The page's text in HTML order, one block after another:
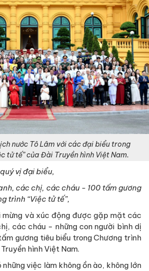
nước Tô Lâm với các đại biểu trong
tử tế” của Đài Truyền hình Việt Nam.
vị đại biểu,
các chị, các cháu - 100 tấm gương
trình “Việc tử tế”,
mừng và xúc động được gặp mặt các
các cháu - những con người bình dị
gương tiêu biểu trong Chương trình
hình Việt Nam.
những việc làm không ồn ào, không lớn